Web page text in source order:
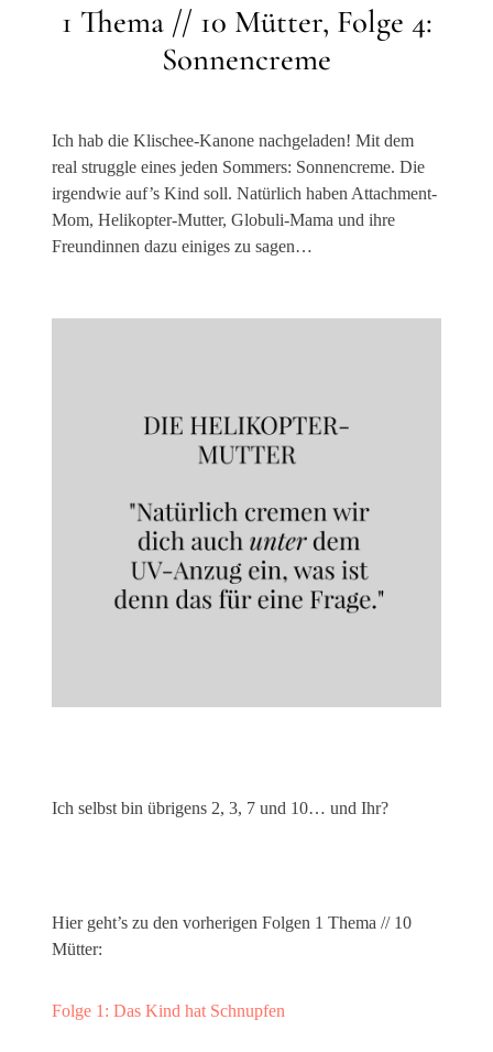
1 Thema // 10 Mütter, Folge 4:
Sonnencreme
Ich hab die Klischee-Kanone nachgeladen! Mit dem
real struggle eines jeden Sommers: Sonnencreme. Die
irgendwie auf’s Kind soll. Natürlich haben Attachment-
Mom, Helikopter-Mutter, Globuli-Mama und ihre
Freundinnen dazu einiges zu sagen…
Ich selbst bin übrigens 2, 3, 7 und 10… und Ihr?
Hier geht’s zu den vorherigen Folgen 1 Thema // 10
Mütter:
Folge 1: Das Kind hat Schnupfen